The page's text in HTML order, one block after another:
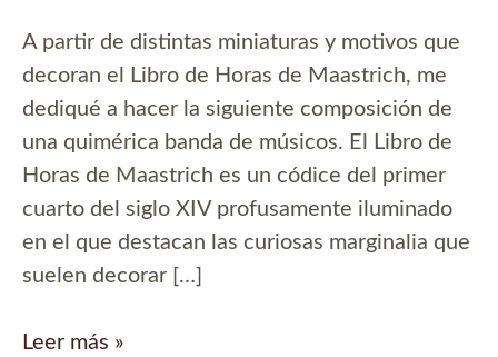
A partir de distintas miniaturas y motivos que
decoran el Libro de Horas de Maastrich, me
dediqué a hacer la siguiente composición de
una quimérica banda de músicos. El Libro de
Horas de Maastrich es un códice del primer
cuarto del siglo XIV profusamente iluminado
en el que destacan las curiosas marginalia que
suelen decorar […]
Banda
Leer más »